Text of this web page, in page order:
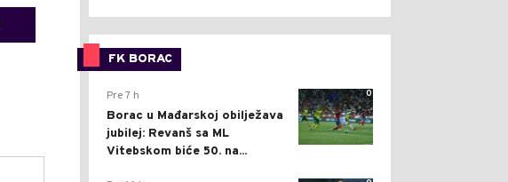
FK BORAC
0
Pre 7 h
Borac u Mađarskoj obilježava
jubilej: Revanš sa ML
Vitebskom biće 50. na...